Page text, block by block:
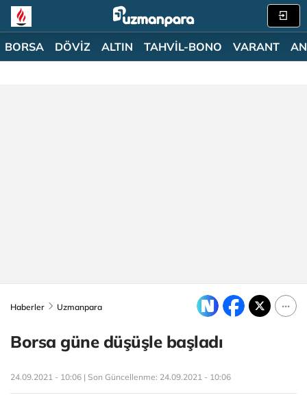
BORSA DÖVİZ ALTIN TAHVİL-BONO VARANT
Haberler Uzmanpara
Borsa güne düşüşle başladı
24.09.2021 - 10:06 | Son Güncellenme: 24.09.2021 - 10:06